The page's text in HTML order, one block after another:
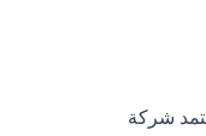
شركة